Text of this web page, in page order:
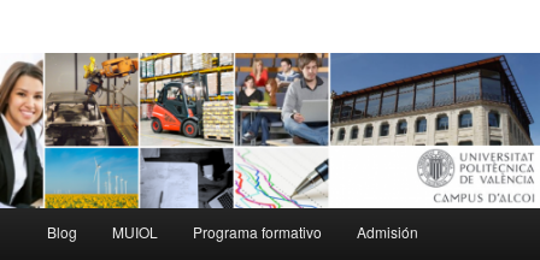
principal
Blog MUIOL Programa formativo Admisión